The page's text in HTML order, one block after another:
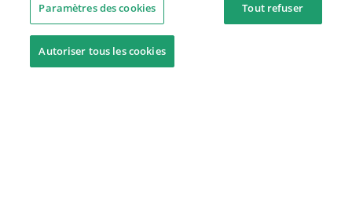
Paramètres des cookies Tout refuser
Autoriser tous les cookies